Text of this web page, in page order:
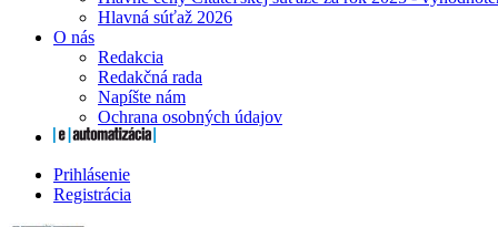
Hlavná súťaž 2026
O nás
Redakcia
Redakčná rada
Napíšte nám
Ochrana osobných údajov
Prihlásenie
Registrácia